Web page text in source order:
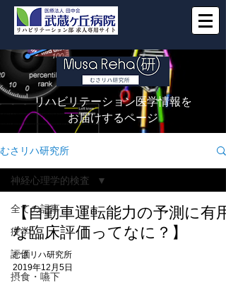
リハビリテーション医学情報を
お届けするページ
むさリハ研究所
全ての記事
疫学
評価
摂食・嚥下
神経心理学的検査
【自動車運転能力の予測に有用
な臨床評価ってなに？】
むさリハ研究所
2019年12月5日